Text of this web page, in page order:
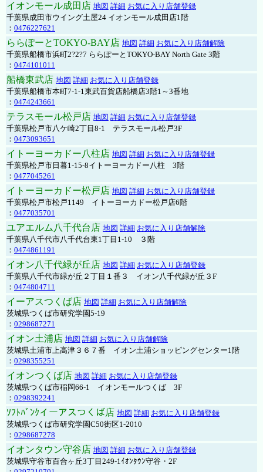
イオンモール成田店 地図 詳細 お気に入り店舗登録
千葉県成田市ウイング土屋24 イオンモール成田店1階
： 0476227621
ららぽーとTOKYO-BAY店 地図 詳細 お気に入り店舗解除
千葉県船橋市浜町2?2?7 ららぽーとTOKYO-BAY North Gate 3階
： 0474101011
船橋東武店 地図 詳細 お気に入り店舗登録
千葉県船橋市本町7-1-1東武百貨店船橋店3階1～3番地
： 0474243661
テラスモール松戸店 地図 詳細 お気に入り店舗登録
千葉県松戸市八ケ崎2丁目8-1 テラスモール松戸3F
： 0473093651
イトーヨーカドー八柱店 地図 詳細 お気に入り店舗登録
千葉県松戸市日暮1-15-8イトーヨーカドー八柱 3階
： 0477045261
イトーヨーカドー松戸店 地図 詳細 お気に入り店舗登録
千葉県松戸市松戸1149 イトーヨーカドー松戸店6階
： 0477035701
ユアエルム八千代台店 地図 詳細 お気に入り店舗解除
千葉県八千代市八千代台東1丁目1-10 ３階
： 0474861191
イオン八千代緑が丘店 地図 詳細 お気に入り店舗登録
千葉県八千代市緑が丘２丁目１番３ イオン八千代緑が丘３F
： 0474804711
イーアスつくば店 地図 詳細 お気に入り店舗解除
茨城県つくば市研究学園5-19
： 0298687271
イオン土浦店 地図 詳細 お気に入り店舗解除
茨城県土浦市上高津３６７番 イオン土浦ショッピングセンター1階
： 0298355251
イオンつくば店 地図 詳細 お気に入り店舗登録
茨城県つくば市稲岡66-1 イオンモールつくば 3F
： 0298392241
ｿﾌﾄﾊﾞﾝｸイーアスつくば店 地図 詳細 お気に入り店舗登録
茨城県つくば市研究学園C50街区1-2010
： 0298687278
イオンタウン守谷店 地図 詳細 お気に入り店舗登録
茨城県守谷市百合ヶ丘3丁目249-1ｲｵﾝﾀｳﾝ守谷・2F